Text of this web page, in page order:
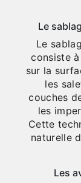
Le
Le
consiste
sur la
les
couches
les
Cette
naturelle
Les